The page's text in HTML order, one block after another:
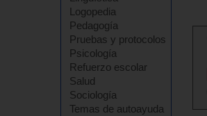
Logopedia
Pedagogía
Pruebas y protocolos
Psicología
Refuerzo escolar
Salud
Sociología
Temas de autoayuda